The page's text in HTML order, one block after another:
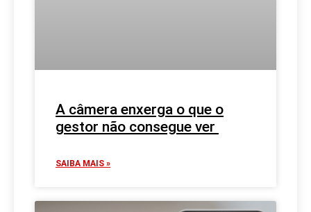
A câmera enxerga o que o
gestor não consegue ver
SAIBA MAIS »